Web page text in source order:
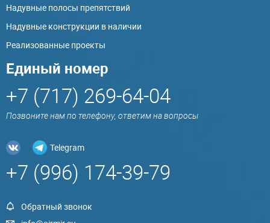
Надувные полосы препятствий
Надувные конструкции в наличии
Реализованные проекты
Единый номер
+7 (717) 269-64-04
Позвоните нам по телефону, ответим на вопросы
Telegram
+7 (996) 174-39-79
Обратный звонок